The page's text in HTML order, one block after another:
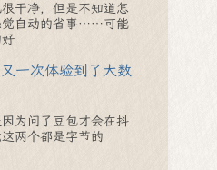
干净，但是不知道怎
觉自动的省事……可能
又一次体验到了大数
为问了豆包才会在抖
两个都是字节的